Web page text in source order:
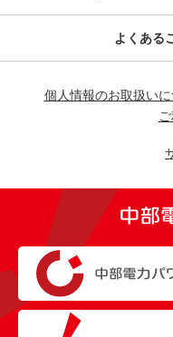
よくある
個人情報のお取扱い
（新しいウィンド